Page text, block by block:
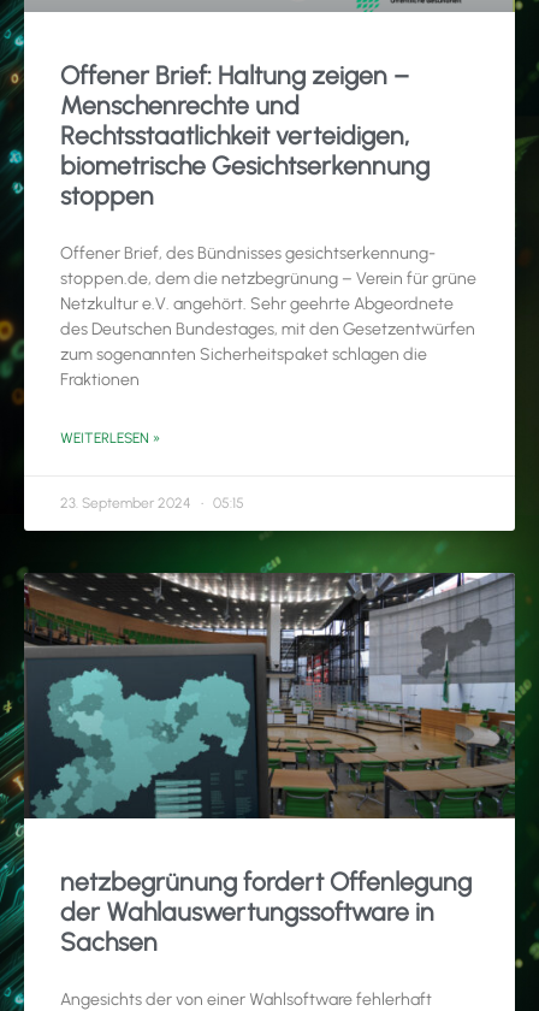
Offener Brief: Haltung zeigen –
Menschenrechte und
Rechtsstaatlichkeit verteidigen,
biometrische Gesichtserkennung
stoppen
Offener Brief, des Bündnisses gesichtserkennung-
stoppen.de, dem die netzbegrünung – Verein für grüne
Netzkultur e.V. angehört. Sehr geehrte Abgeordnete
des Deutschen Bundestages, mit den Gesetzentwürfen
zum sogenannten Sicherheitspaket schlagen die
Fraktionen
WEITERLESEN »
23. September 2024 05:15
netzbegrünung fordert Offenlegung
der Wahlauswertungssoftware in
Sachsen
Angesichts der von einer Wahlsoftware fehlerhaft